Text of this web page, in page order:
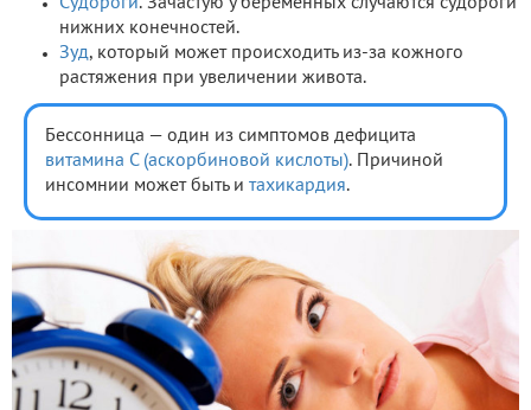
Судороги. Зачастую у беременных случаются судороги
нижних конечностей.
Зуд, который может происходить из-за кожного
растяжения при увеличении живота.
Бессонница — один из симптомов дефицита
витамина С (аскорбиновой кислоты). Причиной
инсомнии может быть и тахикардия.